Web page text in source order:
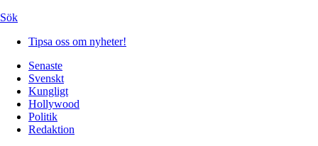
Sök
Tipsa oss om nyheter!
Senaste
Svenskt
Kungligt
Hollywood
Politik
Redaktion